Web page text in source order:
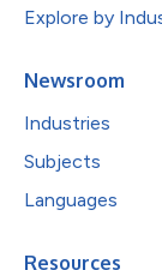
Explore by
Newsroom
Industries
Subjects
Languages
Resources